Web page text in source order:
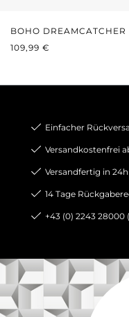
BOHO DREAMCATCHER
REGULÄRER
109,99 €
Einfacher
Versandkostenfrei
Versandfertig in 24h
14 Tage
+43 (0) 2243 28000